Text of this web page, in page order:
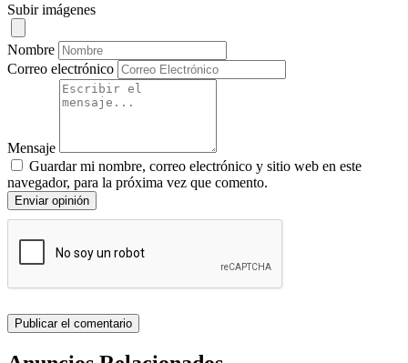
Subir imágenes
Nombre
Correo electrónico
Mensaje
Guardar mi nombre, correo electrónico y sitio web en este
navegador, para la próxima vez que comento.
Enviar opinión